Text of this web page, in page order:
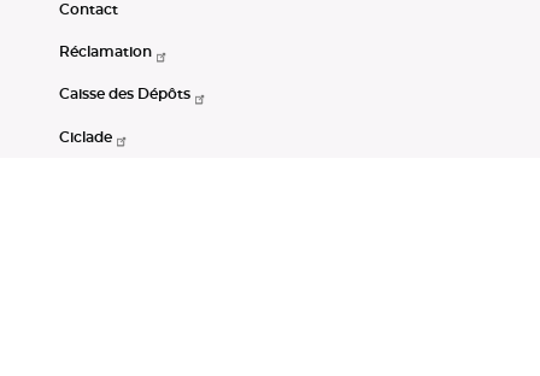
Contact
Réclamation
Caisse des Dépôts
Ciclade